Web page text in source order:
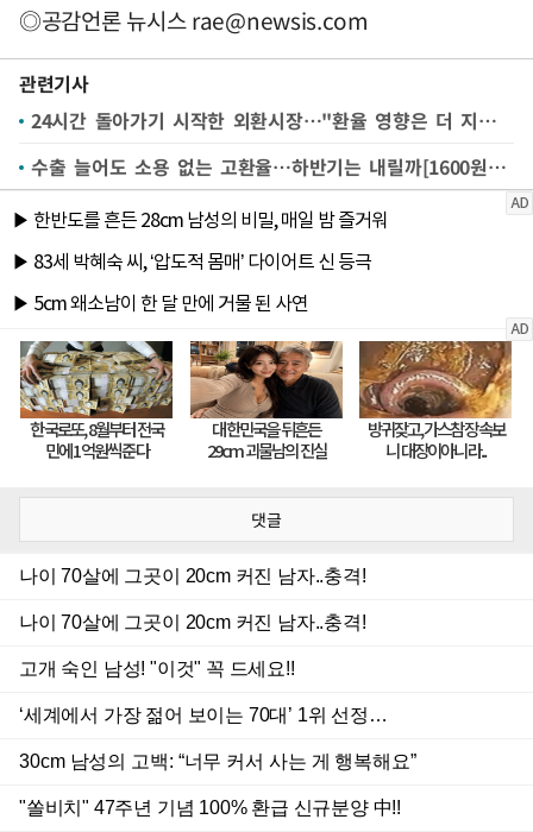
◎공감언론 뉴시스rae@newsis.com
관련기사
24시간 돌아가기 시작한 외환시장…"환율 영향은 더 지켜봐야"
수출 늘어도 소용 없는 고환율…하반기는 내릴까[1600원 환율 오나③]
댓글